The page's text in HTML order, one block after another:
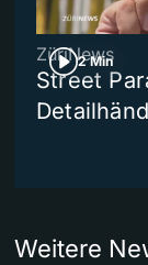
2 Min
ZüriNews
Street
Weitere